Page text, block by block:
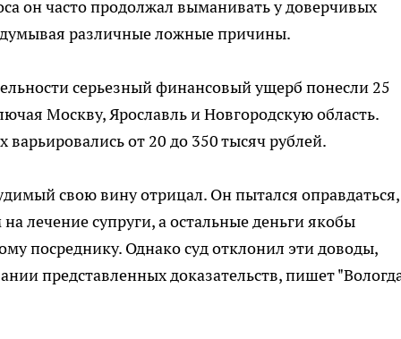
он часто продолжал выманивать у доверчивых
различные ложные причины.
серьезный финансовый ущерб понесли 25
Москву, Ярославль и Новгородскую область.
от 20 до 350 тысяч рублей.
свою вину отрицал. Он пытался оправдаться,
лечение супруги, а остальные деньги якобы
посреднику. Однако суд отклонил эти доводы,
представленных доказательств, пишет